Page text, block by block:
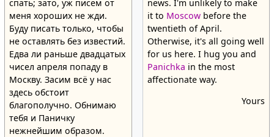
спать; зато, уж писем от
меня хороших не жди.
Буду писать только, чтобы
не оставлять без известий.
Едва ли раньше двадцатых
чисел апреля попаду в
Москву. Засим всё у нас
здесь обстоит
благополучно. Обнимаю
тебя и Паничку
нежнейшим образом.
news. I'm unlikely to make
it to Moscowbefore the
twentieth of April.
Otherwise, it's all going well
for us here. I hug you and
Panichka in the most
affectionate way.
Yours